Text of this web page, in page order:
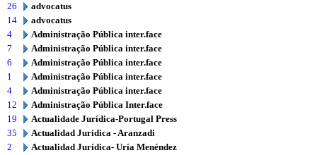
26
advocatus
14
advocatus
4
Administração Pública inter.face
7
Administração Pública inter.face
6
Administração Pública inter.face
1
Administração Pública inter.face
4
Administração Pública inter.face
12
Administração Pública Inter.face
19
Actualidade Jurídica-Portugal Press
35
Actualidad Jurídica - Aranzadi
2
Actualidad Jurídica- Uría Menéndez